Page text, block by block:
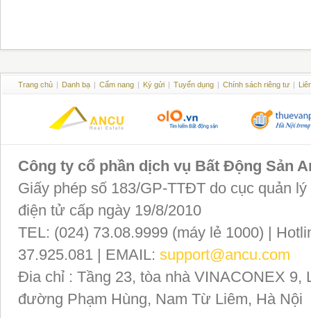
Trang chủ | Danh bạ | Cẩm nang | Ký gửi | Tuyển dụng | Chính sách riêng tư |
Công ty cổ phần dịch vụ Bất Động Sản
Giấy phép số 183/GP-TTĐT do cục quản
điện tử cấp ngày 19/8/2010
TEL: (024) 73.08.9999 (máy lẻ 1000) |
37.925.081 | EMAIL: support@ancu.com
Đia chỉ : Tầng 23, tòa nhà VINACONEX 9,
đường Phạm Hùng, Nam Từ Liêm, Hà Nội